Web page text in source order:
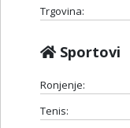
Trgovina:
Sportovi
Ronjenje:
Tenis: